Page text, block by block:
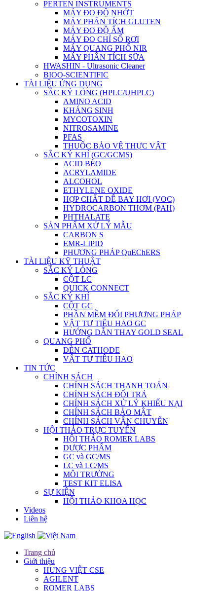
PERTEN INSTRUMENTS
MÁY ĐO ĐỘ NHỚT
MÁY PHÂN TÍCH GLUTEN
MÁY ĐO ĐỘ ẨM
MÁY ĐO CHỈ SỐ RƠI
MÁY QUANG PHỔ NIR
MÁY PHÂN TÍCH SỮA
HWASHIN - Ultrasonic Cleaner
BIOO-SCIENTIFIC
TÀI LIỆU ỨNG DỤNG
SẮC KÝ LỎNG (HPLC/UHPLC)
AMINO ACID
KHÁNG SINH
MYCOTOXIN
NITROSAMINE
PFAS
THUỐC BẢO VỆ THỰC VẬT
SẮC KÝ KHÍ (GC/GCMS)
ACID BÉO
ACRYLAMIDE
ALCOHOL
ETHYLENE OXIDE
HỢP CHẤT DỄ BAY HƠI (VOC)
HYDROCARBON THƠM (PAH)
PHTHALATE
SẢN PHẨM XỬ LÝ MẪU
CARBON S
EMR-LIPID
PHƯƠNG PHÁP QuEChERS
TÀI LIỆU KỸ THUẬT
SẮC KÝ LỎNG
CỘT LC
QUICK CONNECT
SẮC KÝ KHÍ
CỘT GC
PHẦN MỀM ĐỔI PHƯƠNG PHÁP
VẬT TƯ TIÊU HAO GC
HƯỚNG DẪN THAY GOLD SEAL
QUANG PHỔ
ĐÈN CATHODE
VẬT TƯ TIÊU HAO
TIN TỨC
CHÍNH SÁCH
CHÍNH SÁCH THANH TOÁN
CHÍNH SÁCH ĐỔI TRẢ
CHÍNH SÁCH XỬ LÝ KHIẾU NẠI
CHÍNH SÁCH BẢO MẬT
CHÍNH SÁCH VẬN CHUYỂN
HỘI THẢO TRỰC TUYẾN
HỘI THẢO ROMER LABS
DƯỢC PHẨM
GC và GC/MS
LC và LC/MS
MÔI TRƯỜNG
TEST KIT ELISA
SỰ KIỆN
HỘI THẢO KHOA HỌC
Videos
Liên hệ
Trang chủ
Giới thiệu
HƯNG VIỆT CSE
AGILENT
ROMER LABS